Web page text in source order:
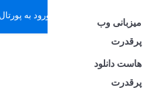
میزبانی وب
پرقدرت
هاست دانلود
پرقدرت
ورود به پورتال